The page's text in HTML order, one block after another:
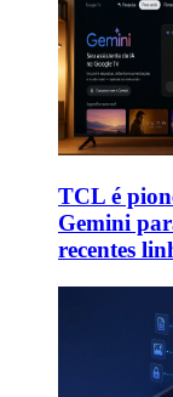
TCL é
Gemini
recentes